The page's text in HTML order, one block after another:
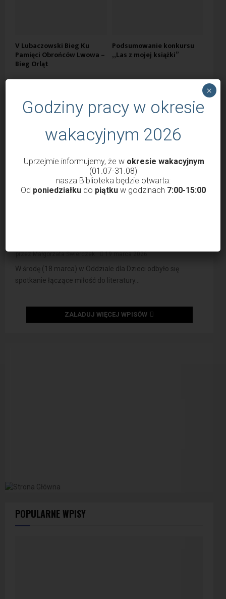
V Lubaczowski Bieg Ku
Pamięci Obrońców Lwowa –
Bieg Orląt
Podsumowanie konkursu
„Las z mojej książki”
przezMałgorzata Świerczek 19 marca 2026
W środę (18 marca) w Oddziale dla Dzieci odbyło się
spotkanie łączące miłość do literatury...
ZAŁADUJ WIĘCEJ WPISÓW
POPULARNE WPISY
Godziny pracy w okresie
wakacyjnym 2026
Uprzejmie informujemy, że w okresie wakacyjnym
(01.07-31.08)
nasza Biblioteka będzie otwarta:
Od poniedziałkudo piątkuw godzinach 7:00-15:00
×